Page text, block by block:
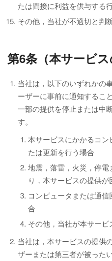
たは間接に利益を供与する
その他，当社が不適切と判
第6条（本サービス
当社は，以下のいずれかの
ーザーに事前に通知するこ
一部の提供を停止または中
す。
本サービスにかかるコン
たは更新を行う場合
地震，落雷，火災，停電
り，本サービスの提供
コンピュータまたは通
合
その他，当社が本サー
当社は，本サービスの提供
ザーまたは第三者が被った